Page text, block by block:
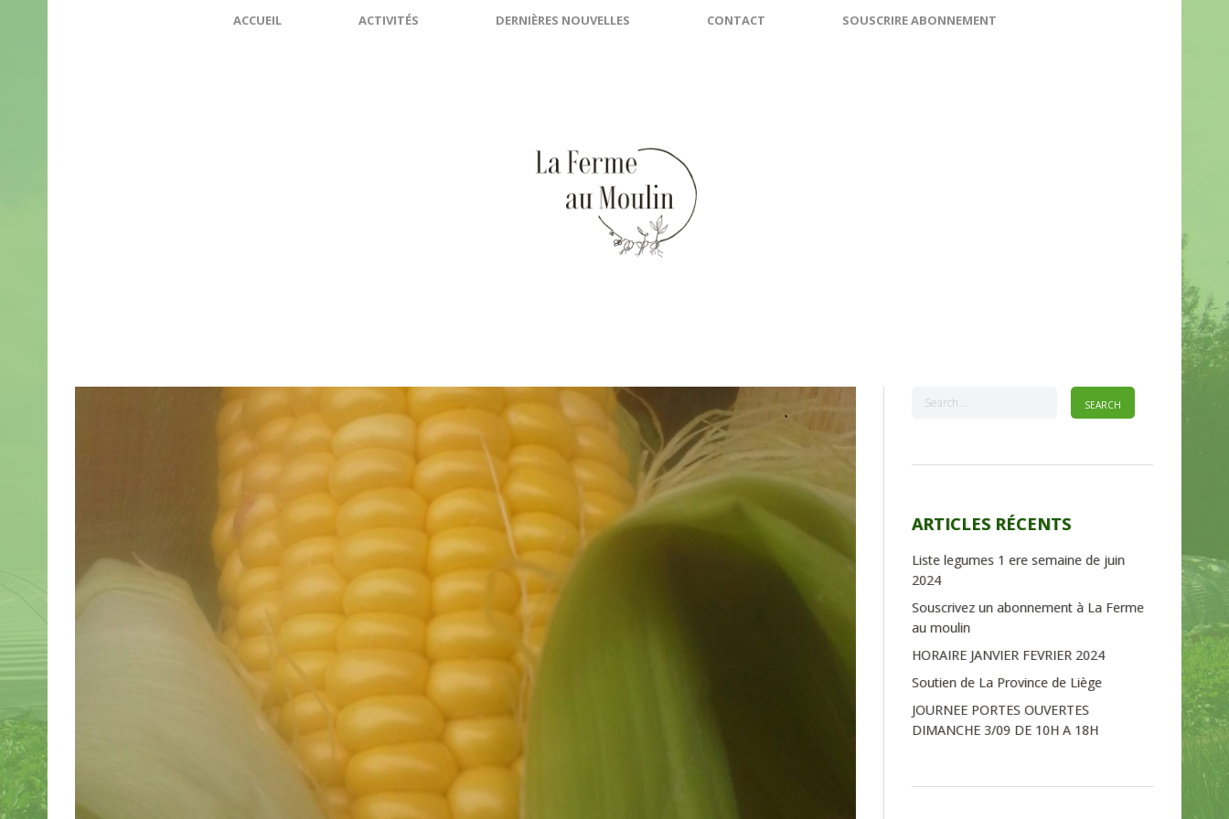
ACCUEIL ACTIVITÉS DERNIÈRES NOUVELLES CONTACT SOUSCRIRE ABONNEMENT
ARTICLES RÉCENTS
Liste legumes 1 ere semaine de juin
2024
Souscrivez un abonnement à La Ferme
au moulin
HORAIRE JANVIER FEVRIER 2024
Soutien de La Province de Liège
JOURNEE PORTES OUVERTES
DIMANCHE 3/09 DE 10H A 18H